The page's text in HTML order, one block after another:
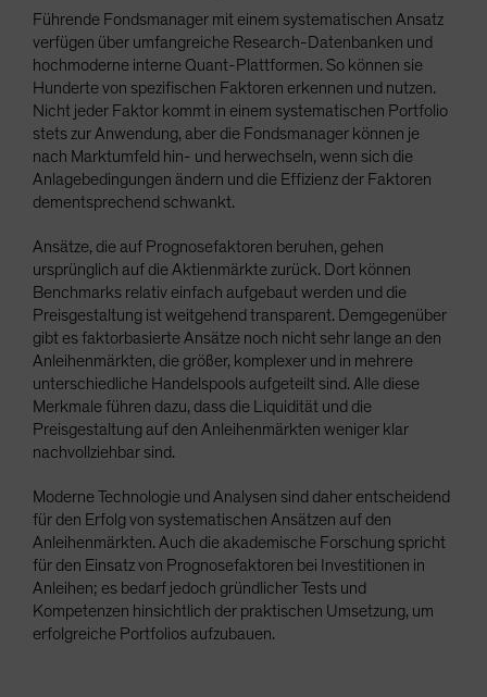
Führende Fondsmanager mit einem systematischen Ansatz
verfügen über umfangreiche Research-Datenbanken und
hochmoderne interne Quant-Plattformen. So können sie
Hunderte von spezifischen Faktoren erkennen und nutzen.
Nicht jeder Faktor kommt in einem systematischen Portfolio
stets zur Anwendung, aber die Fondsmanager können je
nach Marktumfeld hin- und herwechseln, wenn sich die
Anlagebedingungen ändern und die Effizienz der Faktoren
dementsprechend schwankt.
Ansätze, die auf Prognosefaktoren beruhen, gehen
ursprünglich auf die Aktienmärkte zurück. Dort können
Benchmarks relativ einfach aufgebaut werden und die
Preisgestaltung ist weitgehend transparent. Demgegenüber
gibt es faktorbasierte Ansätze noch nicht sehr lange an den
Anleihenmärkten, die größer, komplexer und in mehrere
unterschiedliche Handelspools aufgeteilt sind. Alle diese
Merkmale führen dazu, dass die Liquidität und die
Preisgestaltung auf den Anleihenmärkten weniger klar
nachvollziehbar sind.
Moderne Technologie und Analysen sind daher entscheidend
für den Erfolg von systematischen Ansätzen auf den
Anleihenmärkten. Auch die akademische Forschung spricht
für den Einsatz von Prognosefaktoren bei Investitionen in
Anleihen; es bedarf jedoch gründlicher Tests und
Kompetenzen hinsichtlich der praktischen Umsetzung, um
erfolgreiche Portfolios aufzubauen.